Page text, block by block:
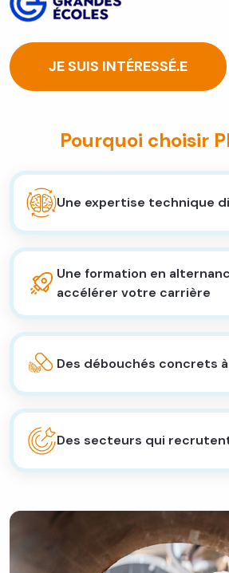
JE SUIS INTÉRESSÉ.E
Pourquoi choisir
Une expertise technique
Une formation en
accélérer votre carrière
Des débouchés concrets
Des secteurs qui